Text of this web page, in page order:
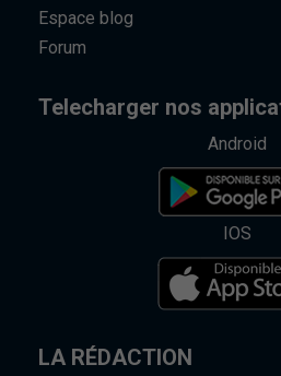
Espace blog
Forum
Telecharger nos
Android
IOS
LA RÉDACTION